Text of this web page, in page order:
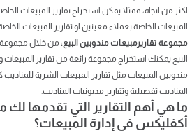
اكثر من اتجاه، فمثلا يمكن استخراج تقارير المبيعات
المبيعات الخاصة بعملاء معينين او تقارير المبيعات
مجموعة تقاريرمبيعات مندوبين البيع: من خلال مجموعة
البيع يمكنك استخراج مجموعة رائعة من تقارير المبيعات
مندوبين المبيعات مثل تقارير المبيعات الشرية للمناديب
المناديب تفصيلية وتقارير مديونيات المناديب.
ما هي أهم التقارير التي تقدمها لك
أكفليكس في إدارة المبيعات؟